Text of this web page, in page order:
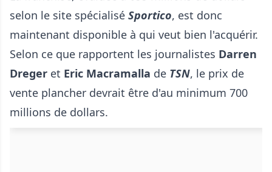
selon le site spécialisé Sportico, est donc
maintenant disponible à qui veut bien l'acquérir.
Selon ce que rapportent les journalistes Darren
Dreger et Eric Macramalla de TSN, le prix de
vente plancher devrait être d'au minimum 700
millions de dollars.